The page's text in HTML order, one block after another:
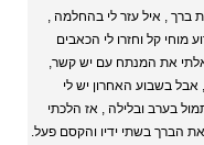
ברך , איל עזר לי בהחלמה ,
מוחי קל וחזרו לי הכאבים
את המנתח עם יש קשר,
אבל בשבוע האחרון יש לי
בערב ובלילה , אז הלכתי
הברך בשתי ידיו והקסם פעל.